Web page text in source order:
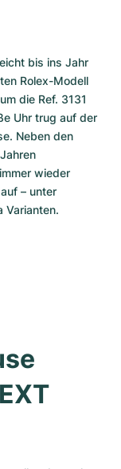
bis ins Jahr
Rolex-Modell
die Ref. 3131
Uhr trug auf der
Neben den
wieder
– unter
Varianten.